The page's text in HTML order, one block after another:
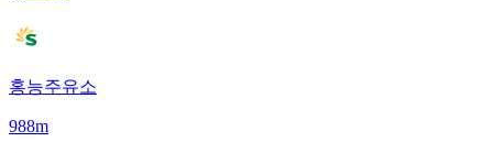
홍능주유소
988m